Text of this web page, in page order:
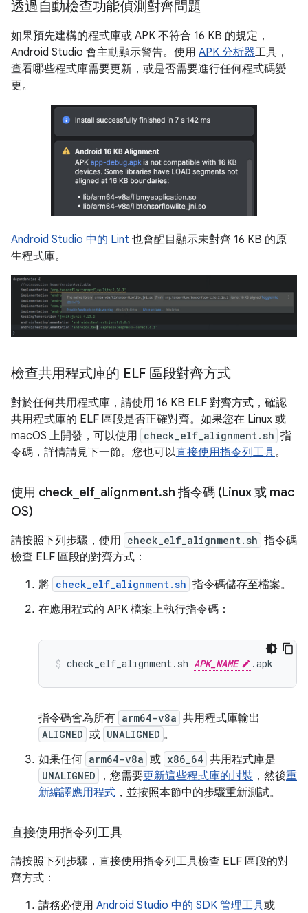
透過自動檢查功能偵測對齊問題
如果預先建構的程式庫或 APK 不符合 16 KB 的規定，
Android Studio 會主動顯示警告。使用 APK 分析器工具，
查看哪些程式庫需要更新，或是否需要進行任何程式碼變
更。
Android Studio 中的 Lint 也會醒目顯示未對齊 16 KB 的原
生程式庫。
檢查共用程式庫的 ELF 區段對齊方式
對於任何共用程式庫，請使用 16 KB ELF 對齊方式，確認
共用程式庫的 ELF 區段是否正確對齊。如果您在 Linux 或
macOS 上開發，可以使用 check_elf_alignment.sh 指
令碼，詳情請見下一節。您也可以直接使用指令列工具。
使用 check elf_ alignment.sh 指令碼 (Linux 或 mac
OS)
請按照下列步驟，使用 check_elf_alignment.sh 指令碼
檢查 ELF 區段的對齊方式：
將 check_elf_alignment.sh 指令碼儲存至檔案。
在應用程式的 APK 檔案上執行指令碼：
check_elf_alignment.sh APK_NAME
指令碼會為所有 arm64-v8a 共用程式庫輸出
ALIGNED 或 UNALIGNED 。
如果任何 arm64-v8a 或 x86_64 共用程式庫是
UNALIGNED ，您需要更新這些程式庫的封裝 ，然後重
新編譯應用程式 ，並按照本節中的步驟重新測試。
直接使用指令列工具
請按照下列步驟，直接使用指令列工具檢查 ELF 區段的對
齊方式：
請務必使用 Android Studio 中的 SDK 管理工具或